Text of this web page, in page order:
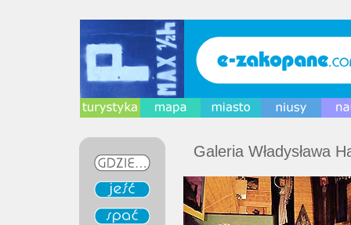
Galeria Władysława